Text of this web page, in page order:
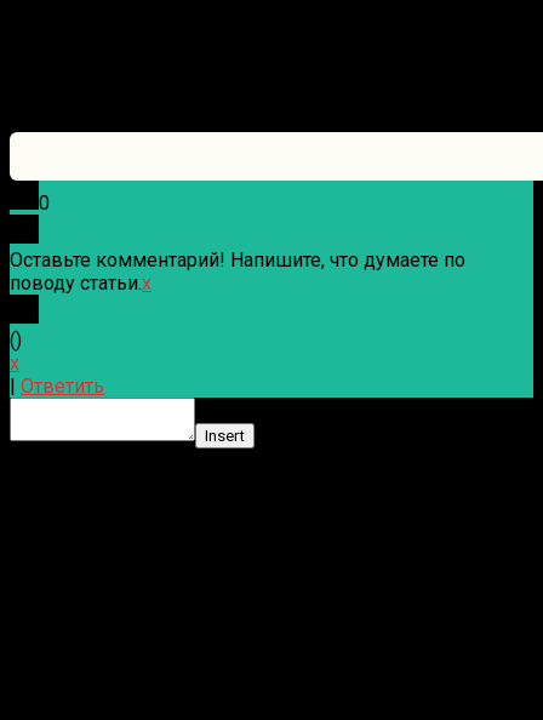
0
Оставьте комментарий! Напишите, что думаете по
поводу статьи.x
()
x
Ответить
Insert